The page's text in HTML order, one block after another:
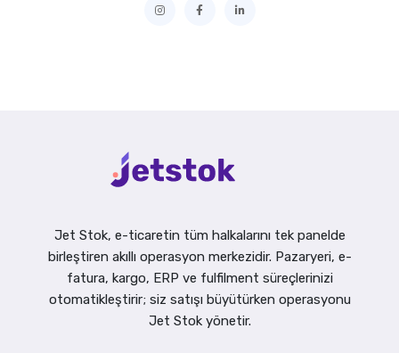
Jet Stok, e-ticaretin tüm halkalarını tek panelde
birleştiren akıllı operasyon merkezidir. Pazaryeri, e-
fatura, kargo, ERP ve fulfilment süreçlerinizi
otomatikleştirir; siz satışı büyütürken operasyonu
Jet Stok yönetir.